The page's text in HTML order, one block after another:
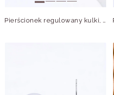
Pierścionek regulowany kulki, stal S412555S00-0